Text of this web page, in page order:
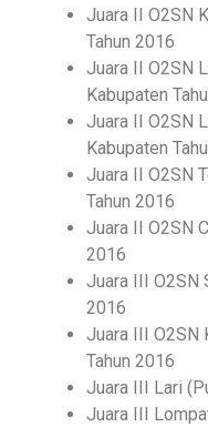
Juara II O2SN
Tahun 2016
Juara II O2SN
Kabupaten
Juara II O2SN
Kabupaten
Juara II O2SN
Tahun 2016
Juara II O2SN
2016
Juara III O2SN
2016
Juara III O2SN
Tahun 2016
Juara III Lari
Juara III